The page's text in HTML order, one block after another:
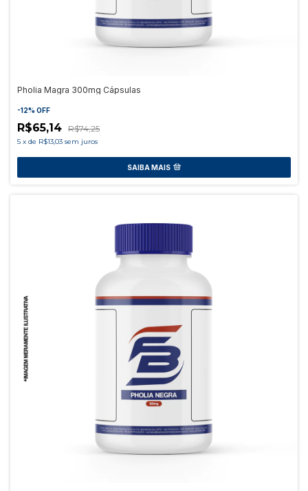
Pholia Magra 300mg Cápsulas
-12% OFF
R$65,14 R$74,25
5 x de R$13,03 sem juros
SAIBA MAIS